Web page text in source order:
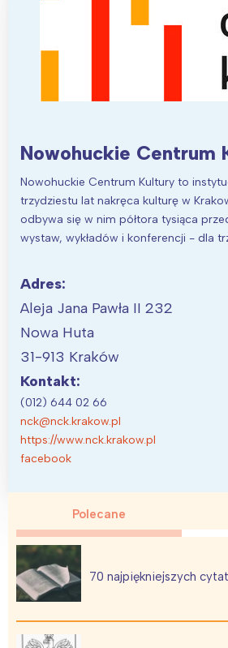
Nowohuckie Centrum
Nowohuckie Centrum Kultury to
trzydziestu lat nakręca kulturę w
odbywa się w nim półtora tysiąca
wystaw, wykładów i konferencji - dla
Adres:
Aleja Jana Pawła II 232
Nowa Huta
31-913 Kraków
Kontakt:
(012) 644 02 66
nck@nck.krakow.pl
https://www.nck.krakow.pl
facebook
Polecane
70 najpiękniejszych